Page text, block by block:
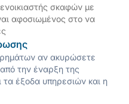
σκαφών με
αφοσιωμένος στο να
αν ακυρώσετε
την έναρξη της
τα έξοδα υπηρεσιών και η